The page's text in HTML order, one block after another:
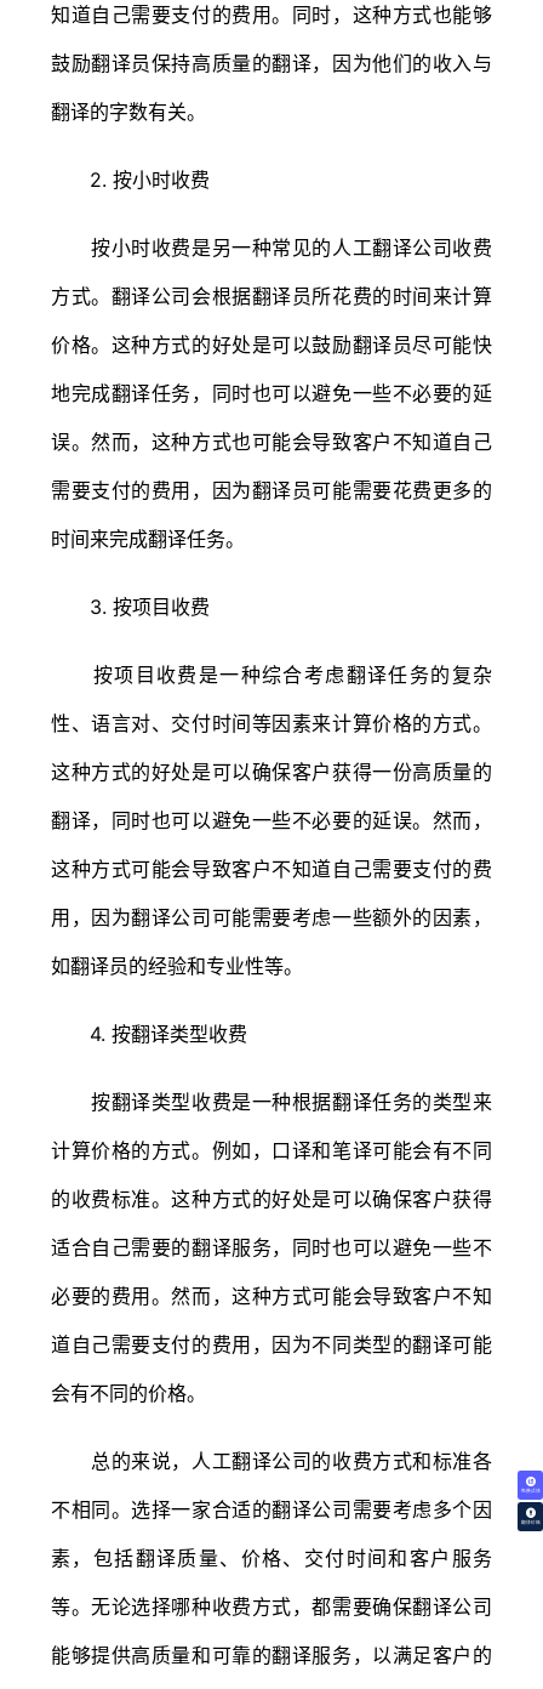
免费试译
翻译价格
知道自己需要支付的费用。同时，这种方式也能够
鼓励翻译员保持高质量的翻译，因为他们的收入与
翻译的字数有关。
2. 按小时收费
按小时收费是另一种常见的人工翻译公司收费
方式。翻译公司会根据翻译员所花费的时间来计算
价格。这种方式的好处是可以鼓励翻译员尽可能快
地完成翻译任务，同时也可以避免一些不必要的延
误。然而，这种方式也可能会导致客户不知道自己
需要支付的费用，因为翻译员可能需要花费更多的
时间来完成翻译任务。
3. 按项目收费
按项目收费是一种综合考虑翻译任务的复杂
性、语言对、交付时间等因素来计算价格的方式。
这种方式的好处是可以确保客户获得一份高质量的
翻译，同时也可以避免一些不必要的延误。然而，
这种方式可能会导致客户不知道自己需要支付的费
用，因为翻译公司可能需要考虑一些额外的因素，
如翻译员的经验和专业性等。
4. 按翻译类型收费
按翻译类型收费是一种根据翻译任务的类型来
计算价格的方式。例如，口译和笔译可能会有不同
的收费标准。这种方式的好处是可以确保客户获得
适合自己需要的翻译服务，同时也可以避免一些不
必要的费用。然而，这种方式可能会导致客户不知
道自己需要支付的费用，因为不同类型的翻译可能
会有不同的价格。
总的来说，人工翻译公司的收费方式和标准各
不相同。选择一家合适的翻译公司需要考虑多个因
素，包括翻译质量、价格、交付时间和客户服务
等。无论选择哪种收费方式，都需要确保翻译公司
能够提供高质量和可靠的翻译服务，以满足客户的